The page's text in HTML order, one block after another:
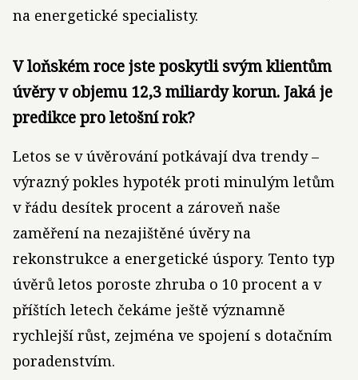
na energetické specialisty.
V loňském roce jste poskytli svým klientům
úvěry v objemu 12,3 miliardy korun. Jaká je
predikce pro letošní rok?
Letos se v úvěrování potkávají dva trendy –
výrazný pokles hypoték proti minulým letům
v řádu desítek procent a zároveň naše
zaměření na nezajištěné úvěry na
rekonstrukce a energetické úspory. Tento typ
úvěrů letos poroste zhruba o 10 procent a v
příštích letech čekáme ještě významně
rychlejší růst, zejména ve spojení s dotačním
poradenstvím.